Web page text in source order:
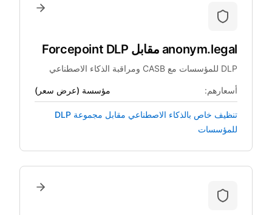
anonym.legal مقابل Forcepoint DLP
DLP للمؤسسات مع CASB ومراقبة الذكاء الاصطناعي
أسعارهم: مؤسسة (عرض سعر)
تنظيف خاص بالذكاء الاصطناعي مقابل مجموعة DLP
للمؤسسات